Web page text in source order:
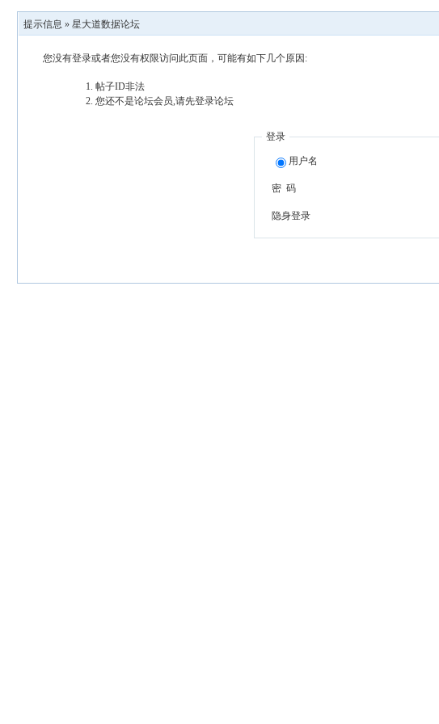
提示信息 » 星大道数据论坛
您没有登录或者您没有权限访问此页面，可能有如下几个原因:
帖子ID非法
您还不是论坛会员,请先登录论坛
登录
用户名
密 码
隐身登录